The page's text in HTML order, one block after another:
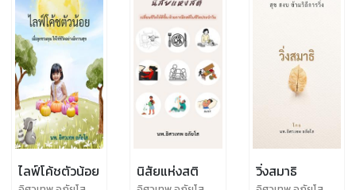
ไลฟ์โค้ชตัวน้อย นิสัยแห่งสติ วิ่งสมาธิ